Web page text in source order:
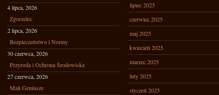
4 lipca, 2026
Zgorzelec
2 lipca, 2026
Bezpieczeństwo i Normy
30 czerwca, 2026
Przyroda i Ochrona Środowiska
27 czerwca, 2026
Mali Geniusze
lipiec 2025
czerwiec 2025
maj 2025
kwiecień 2025
marzec 2025
luty 2025
styczeń 2025